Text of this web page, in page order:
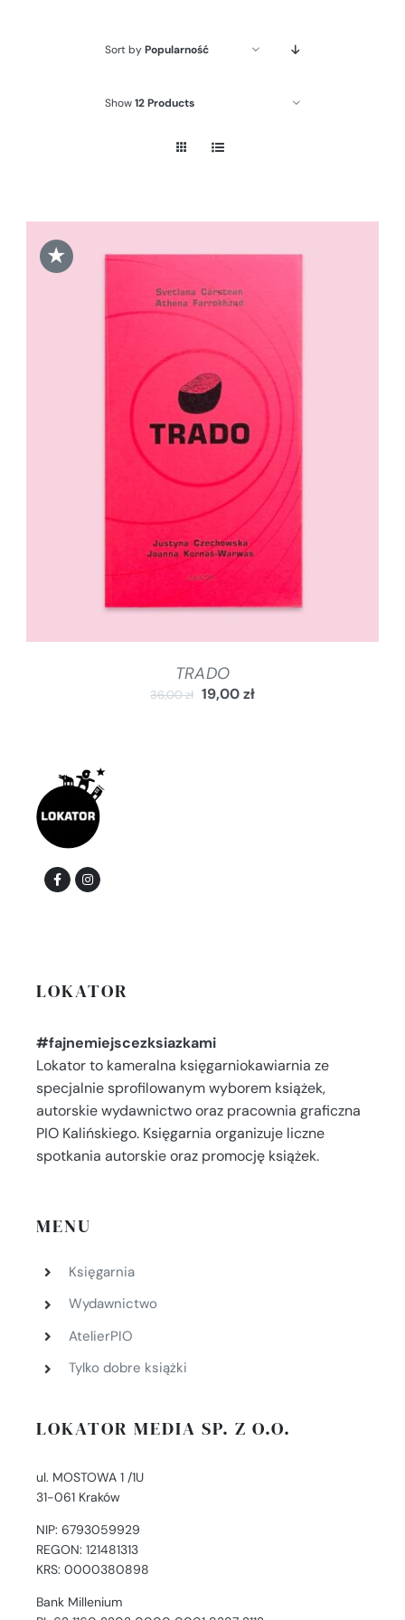
Sort byPopularność
Show12 Products
★
DODAJ DO KOSZYKA / SZCZEGÓŁY
TRADO
36,00zł 19,00zł
LOKATOR
#fajnemiejscezksiazkami
Lokator to kameralna księgarniokawiarnia ze
specjalnie sprofilowanym wyborem książek,
autorskie wydawnictwo oraz pracownia graficzna
PIO Kalińskiego. Księgarnia organizuje liczne
spotkania autorskie oraz promocję książek.
MENU
Księgarnia
Wydawnictwo
AtelierPIO
Tylko dobre książki
LOKATOR MEDIA SP. Z O.O.
ul. MOSTOWA 1 /1U
31-061 Kraków
NIP: 6793059929
REGON: 121481313
KRS: 0000380898
Bank Millenium